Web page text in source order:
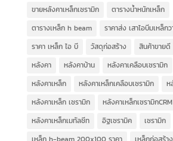
ขายหลังคาเหล็กเซรามิก
ตารางน้ำหนักเหล็ก
ตารางเหล็ก h beam
ราคาส่ง เสาไอบีมเหล็ก
ราคา เหล็ก ไอ บี
วัสดุก่อสร้าง สินค้าขายดี
หลังคา
หลังคาบ้าน หลังคาเคลือบเซรามิก
หลังคาเหล็ก
หลังคาเหล็กเคลือบเซรามิก
ห
หลังคาเหล็ก เซรามิก
หลังคาเหล็กเซรามิกCRM
หลังคาเหล็กเมทัลชีท
อิฐเซรามิค เซรามิก